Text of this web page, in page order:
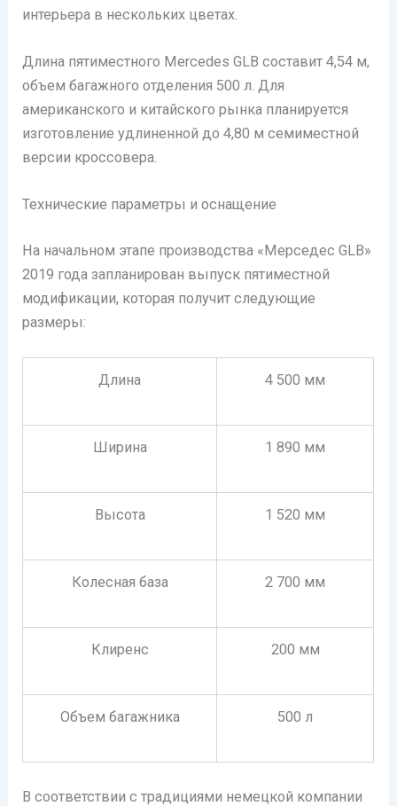
интерьера в нескольких цветах.
Длина пятиместного Mercedes GLB составит 4,54 м,
объем багажного отделения 500 л. Для
американского и китайского рынка планируется
изготовление удлиненной до 4,80 м семиместной
версии кроссовера.
Технические параметры и оснащение
На начальном этапе производства «Мерседес GLB»
2019 года запланирован выпуск пятиместной
модификации, которая получит следующие
размеры:
Длина 4 500 мм
Ширина 1 890 мм
Высота 1 520 мм
Колесная база 2 700 мм
Клиренс 200 мм
Объем багажника 500 л
В соответствии с традициями немецкой компании